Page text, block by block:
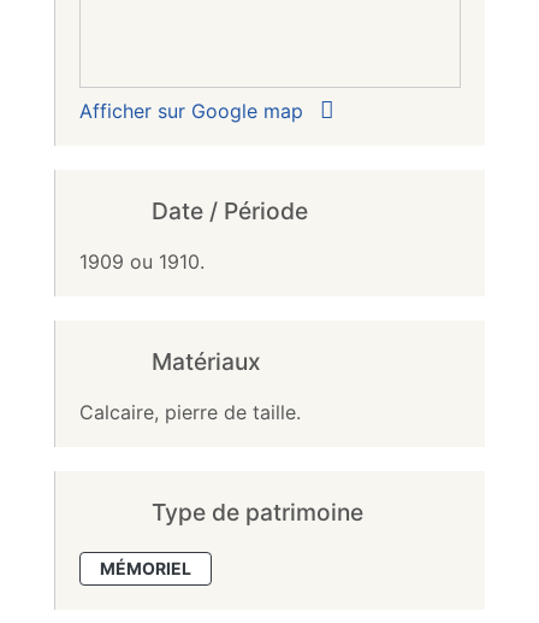
Afficher sur Google map
Date / Période
1909 ou 1910.
Matériaux
Calcaire, pierre de taille.
Type de patrimoine
MÉMORIEL